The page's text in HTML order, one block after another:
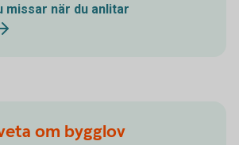
missar när du anlitar
om bygglov